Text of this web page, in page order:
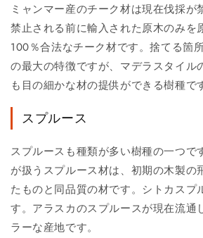
ミャンマー産のチーク材は現在伐採が
禁止される前に輸入された原木のみを
100％合法なチーク材です。捨てる箇
の最大の特徴ですが、マデラスタイル
も目の細かな材の提供ができる樹種で
スプルース
スプルースも種類が多い樹種の一つで
が扱うスプルース材は、初期の木製の
たものと同品質の材です。シトカスプ
す。アラスカのスプルースが現在流通
ラーな産地です。